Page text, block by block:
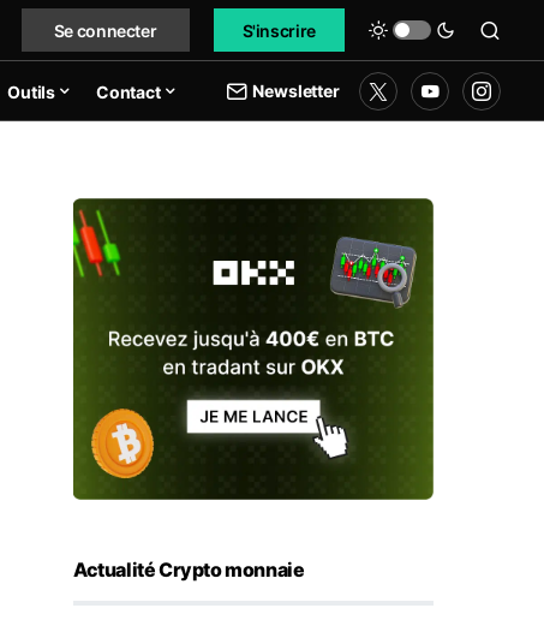
Se connecter S'inscrire
Outils Contact Newsletter
Actualité Crypto monnaie